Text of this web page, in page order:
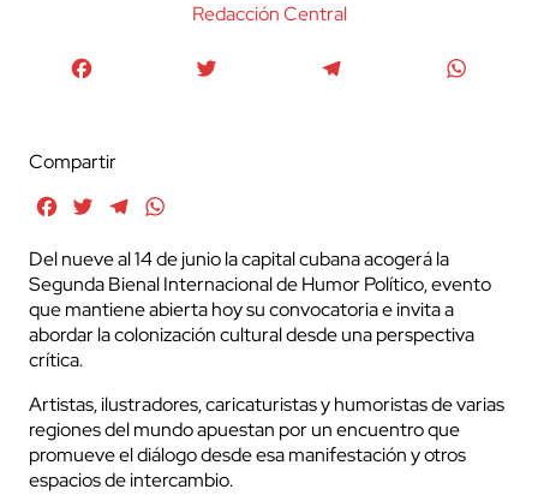
Redacción Central
Compartir
FacebookTwitterTelegram
Del nueve al 14 de junio la capital cubana acogerá la
Segunda Bienal Internacional de Humor Político, evento
que mantiene abierta hoy su convocatoria e invita a
abordar la colonización cultural desde una perspectiva
crítica.
Artistas, ilustradores, caricaturistas y humoristas de varias
regiones del mundo apuestan por un encuentro que
promueve el diálogo desde esa manifestación y otros
espacios de intercambio.